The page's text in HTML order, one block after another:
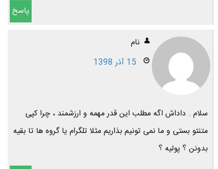
پاسخ
نام
15 آذر 1398
سلام . داداش اگه مطلب این قدر مهمه و ارزشمند ، چرا کپی
متنتو بستی و ما نمی تونیم بذاریم مثلا تلگرام یا گروه ها تا بقیه
بدونن ؟ پولیه ؟